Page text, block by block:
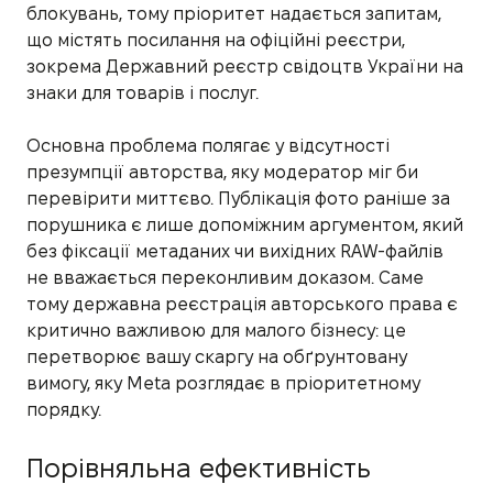
блокувань, тому пріоритет надається запитам,
що містять посилання на офіційні реєстри,
зокрема Державний реєстр свідоцтв України на
знаки для товарів і послуг.
Основна проблема полягає у відсутності
презумпції авторства, яку модератор міг би
перевірити миттєво. Публікація фото раніше за
порушника є лише допоміжним аргументом, який
без фіксації метаданих чи вихідних RAW-файлів
не вважається переконливим доказом. Саме
тому державна реєстрація авторського права є
критично важливою для малого бізнесу: це
перетворює вашу скаргу на обґрунтовану
вимогу, яку Meta розглядає в пріоритетному
порядку.
Порівняльна ефективність